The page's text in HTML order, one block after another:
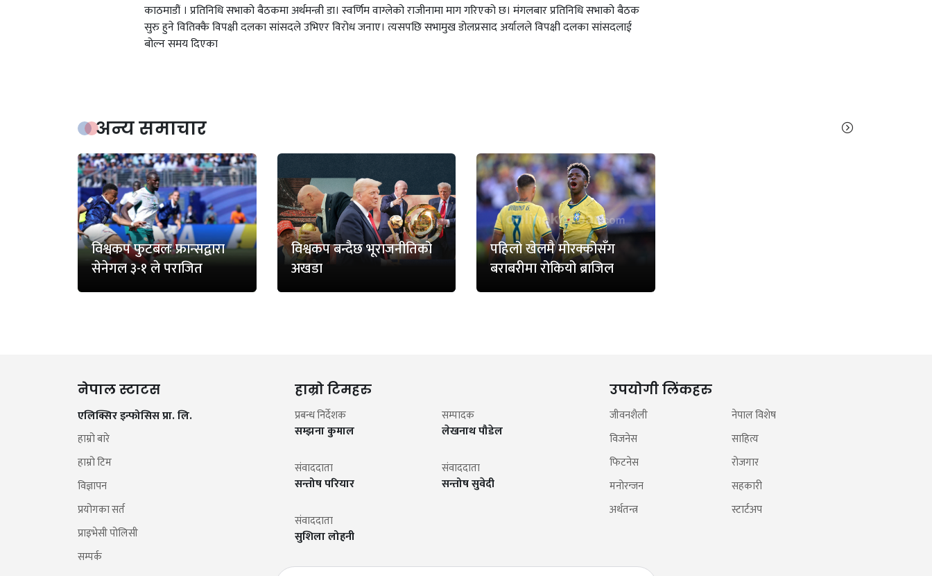
काठमाडौं । प्रतिनिधि सभाको बैठकमा अर्थमन्त्री डा। स्वर्णिम वाग्लेको राजीनामा माग गरिएको छ। मंगलबार प्रतिनिधि सभाको बैठक
सुरु हुने वितिक्कै विपक्षी दलका सांसदले उभिएर विरोध जनाए। त्यसपछि सभामुख डोलप्रसाद अर्यालले विपक्षी दलका सांसदलाई
बोल्न समय दिएका
अन्य समाचार
विश्वकप फुटबलः फ्रान्सद्वारा
सेनेगल ३-१ ले पराजित
विश्वकप बन्दैछ भूराजनीतिको
अखडा
पहिलो खेलमै मोरक्कोसँग
बराबरीमा रोकियो ब्राजिल
नेपाल स्टाटस
एलिक्सिर इन्फोसिस प्रा. लि.
हाम्रो बारे
हाम्रो टिम
विज्ञापन
प्रयोगका सर्त
प्राइभेसी पोलिसी
सम्पर्क
हाम्रो टिमहरु
प्रबन्ध निर्देशक
सम्झना कुमाल
सम्पादक
लेखनाथ पौडेल
संवाददाता
सन्तोष परियार
संवाददाता
सन्तोष सुवेदी
संवाददाता
सुशिला लोहनी
उपयोगी लिंकहरु
जीवनशैली
नेपाल विशेष
विजनेस
साहित्य
फिटनेस
रोजगार
मनोरन्जन
सहकारी
अर्थतन्त्र
स्टार्टअप